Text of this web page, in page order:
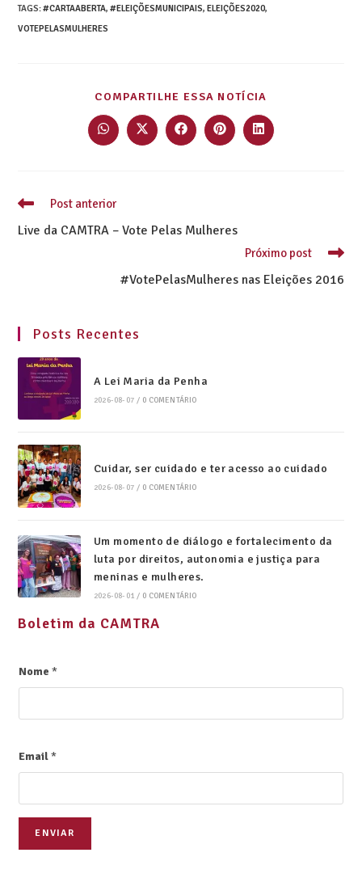
TAGS:#CARTAABERTA, #ELEIÇÕESMUNICIPAIS, ELEIÇÕES2020,
VOTEPELASMULHERES
COMPARTILHE ESSA NOTÍCIA
Post anterior
Live da CAMTRA – Vote Pelas Mulheres
Próximo post
#VotePelasMulheres nas Eleições 2016
Posts Recentes
A Lei Maria da Penha
2026-08-07 / 0 COMENTÁRIO
Cuidar, ser cuidado e ter acesso ao cuidado
2026-08-07 / 0 COMENTÁRIO
Um momento de diálogo e fortalecimento da
luta por direitos, autonomia e justiça para
meninas e mulheres.
2026-08-01 / 0 COMENTÁRIO
Boletim da CAMTRA
Nome*
Email*
ENVIAR